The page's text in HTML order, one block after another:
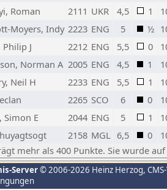
Roman 2111 UKR 4,5 1
Moyers, Indy 2223 ENG 5 ½
Philip J 2212 ENG 5,5 0
Norman A 2005 ENG 4,5 1
Neil H 2233 ENG 5,5 1
2265 SCO 6 0
Simon E 2044 ENG 5 1
2158 MGL 6,5 0
mehr als 400 Punkte. Sie wurde
Server© 2006-2026 Heinz Herzog,